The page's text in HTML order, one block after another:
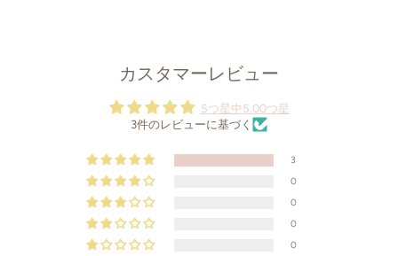
カスタマーレビュー
5つ星中5.00つ星
3件のレビューに基づく
3
0
0
0
0